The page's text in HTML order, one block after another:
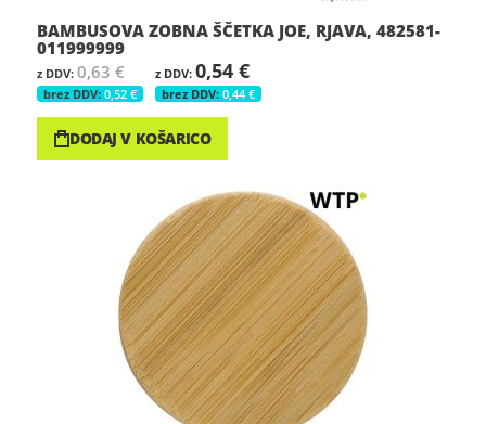
BAMBUSOVA ZOBNA ŠČETKA JOE, RJAVA, 482581-
011999999
0,63 €
0,52 €
0,54 €
0,44 €
DODAJ V KOŠARICO